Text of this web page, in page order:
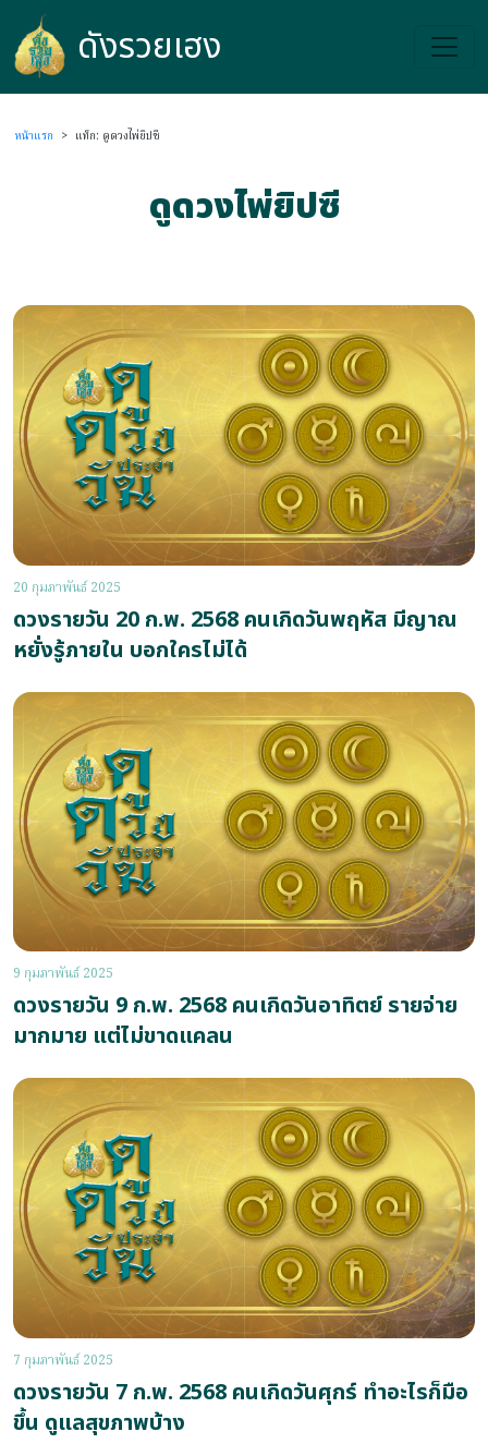
ดังรวยเฮง
ดังรวยเฮง
หน้าแรก > แท็ก: ดูดวงไพ่ยิปซี
ดูดวงไพ่ยิปซี
20 กุมภาพันธ์ 2025
ดวงรายวัน 20 ก.พ. 2568 คนเกิดวันพฤหัส มีญาณ
หยั่งรู้ภายใน บอกใครไม่ได้
9 กุมภาพันธ์ 2025
ดวงรายวัน 9 ก.พ. 2568 คนเกิดวันอาทิตย์ รายจ่าย
มากมาย แต่ไม่ขาดแคลน
7 กุมภาพันธ์ 2025
ดวงรายวัน 7 ก.พ. 2568 คนเกิดวันศุกร์ ทำอะไรก็มือ
ขึ้น ดูแลสุขภาพบ้าง